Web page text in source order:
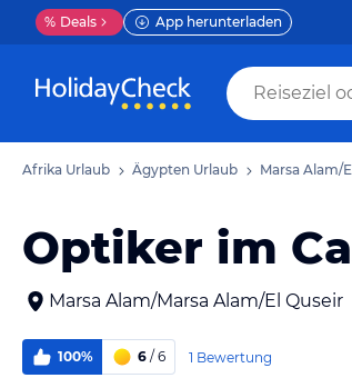
% Deals App herunterladen
Afrika Urlaub Ägypten Urlaub Marsa Alam/
Optiker im
Marsa Alam/Marsa Alam/El Quseir
100% 6 / 6 1 Bewertung